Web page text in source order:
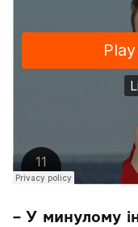
– У минулому